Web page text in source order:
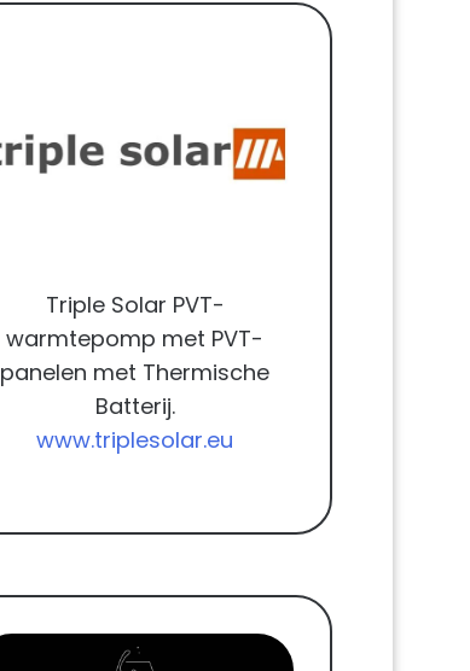
Triple Solar PVT-
warmtepomp met PVT-
panelen met Thermische
Batterij.
www.triplesolar.eu